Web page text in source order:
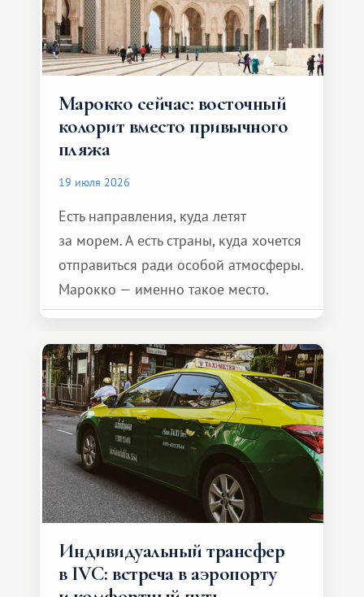
Марокко сейчас: восточный
колорит вместо привычного
пляжа
19 июля 2026
Есть направления, куда летят
за морем. А есть страны, куда хочется
отправиться ради особой атмосферы.
Марокко — именно такое место.
Индивидуальный трансфер
в IVC: встреча в аэропорту